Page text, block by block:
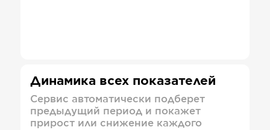
Динамика всех показателей
Сервис автоматически подберет
предыдущий период и покажет
прирост или снижение каждого